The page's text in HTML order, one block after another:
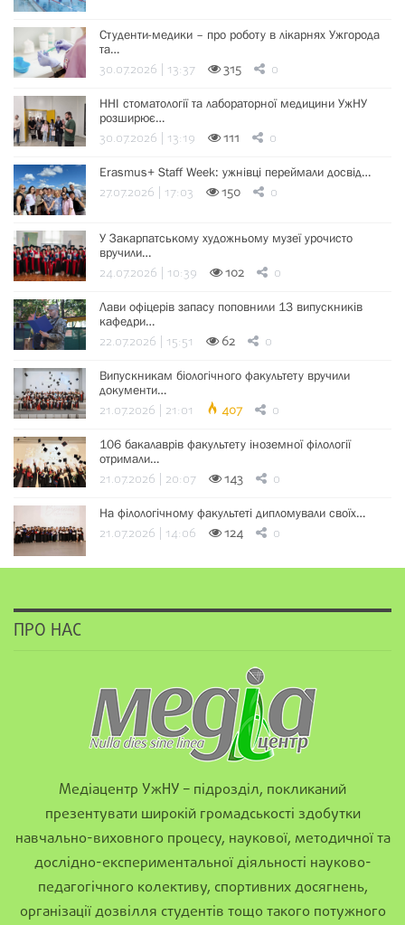
Студенти-медики – про роботу в лікарнях Ужгорода
та…
30.07.2026 | 13:37 315 0
ННІ стоматології та лабораторної медицини УжНУ
розширює…
30.07.2026 | 13:19 111 0
Erasmus+ Staff Week: ужнівці переймали досвід…
27.07.2026 | 17:03 150 0
У Закарпатському художньому музеї урочисто
вручили…
24.07.2026 | 10:39 102 0
Лави офіцерів запасу поповнили 13 випускників
кафедри…
22.07.2026 | 15:51 62 0
Випускникам біологічного факультету вручили
документи…
21.07.2026 | 21:01 407 0
106 бакалаврів факультету іноземної філології
отримали…
21.07.2026 | 20:07 143 0
На філологічному факультеті дипломували своїх…
21.07.2026 | 14:06 124 0
ПРО НАС
Медіацентр УжНУ – підрозділ, покликаний
презентувати широкій громадськості здобутки
навчально-виховного процесу, наукової, методичної та
дослідно-експериментальної діяльності науково-
педагогічного колективу, спортивних досягнень,
організації дозвілля студентів тощо такого потужного